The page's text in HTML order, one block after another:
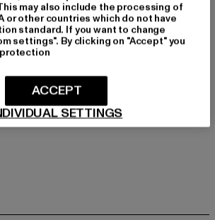
Neuss | DE
PASSFORM
may also include the processing of
or other countries which do not have
standard. If you want to change
settings". By clicking on "Accept" you
SETTINGS
ACCEPT